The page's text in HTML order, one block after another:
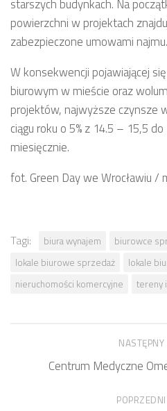
starszych budynkach. Na
powierzchni w projektach
zabezpieczone umowami najmu.
W konsekwencji pojawiającej
biurowym w mieście oraz
projektów, najwyższe czynsze
ciągu roku o 5% z 14.5 – 15,5
miesięcznie.
fot. Green Day we Wrocławiu /
Tagi: biura wynajem biurowce
lokale biurowe sprzedaż
lokale
nieruchomości komercyjne
tereny
NASTĘPNY
Centrum Medyczne